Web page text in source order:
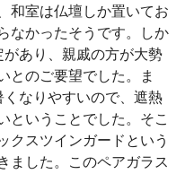
和室は仏壇しか置いてお
なかったそうです。しか
あり、親戚の方が大勢
とのご要望でした。ま
なりやすいので、遮熱
ということでした。そこ
クスツインガードという
ました。このペアガラス